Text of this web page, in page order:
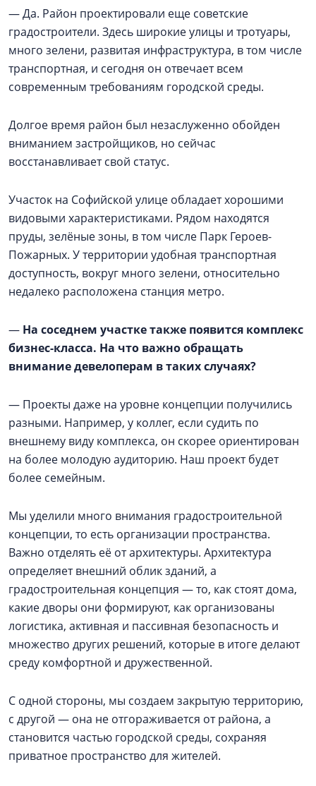
— Да. Район проектировали еще советские
градостроители. Здесь широкие улицы и тротуары,
много зелени, развитая инфраструктура, в том числе
транспортная, и сегодня он отвечает всем
современным требованиям городской среды.
Долгое время район был незаслуженно обойден
вниманием застройщиков, но сейчас
восстанавливает свой статус.
Участок на Софийской улице обладает хорошими
видовыми характеристиками. Рядом находятся
пруды, зелёные зоны, в том числе Парк Героев-
Пожарных. У территории удобная транспортная
доступность, вокруг много зелени, относительно
недалеко расположена станция метро.
— На соседнем участке также появится комплекс
бизнес-класса. На что важно обращать
внимание девелоперам в таких случаях?
— Проекты даже на уровне концепции получились
разными. Например, у коллег, если судить по
внешнему виду комплекса, он скорее ориентирован
на более молодую аудиторию. Наш проект будет
более семейным.
Мы уделили много внимания градостроительной
концепции, то есть организации пространства.
Важно отделять её от архитектуры. Архитектура
определяет внешний облик зданий, а
градостроительная концепция — то, как стоят дома,
какие дворы они формируют, как организованы
логистика, активная и пассивная безопасность и
множество других решений, которые в итоге делают
среду комфортной и дружественной.
С одной стороны, мы создаем закрытую территорию,
с другой — она не отгораживается от района, а
становится частью городской среды, сохраняя
приватное пространство для жителей.